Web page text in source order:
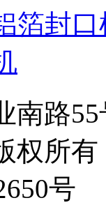
箔封口
南路
权所
号